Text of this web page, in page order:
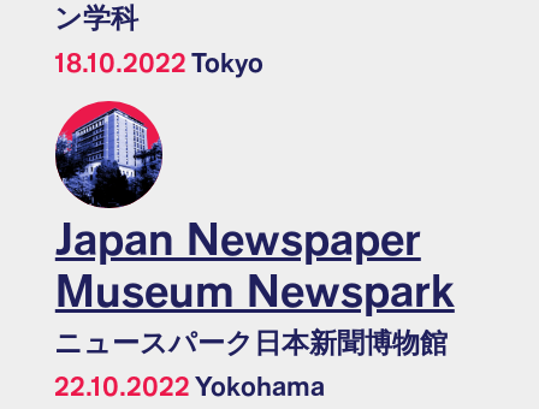
ン学科
18.10.2022Tokyo
Japan Newspaper
Museum Newspark
ニュースパーク日本新聞博物館
22.10.2022Yokohama